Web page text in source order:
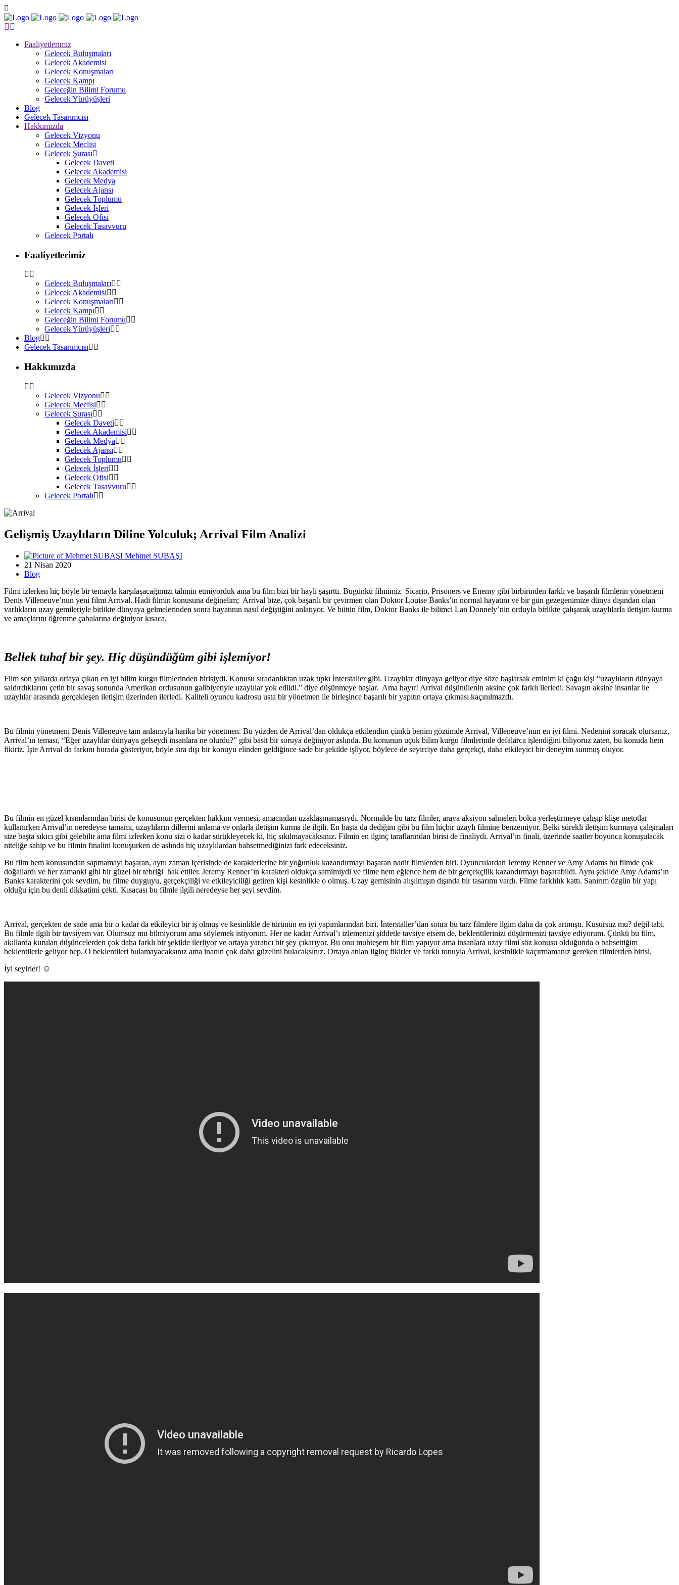
Faaliyetlerimiz
Gelecek Buluşmaları
Gelecek Akademisi
Gelecek Konuşmaları
Gelecek Kampı
Geleceğin Bilimi Forumu
Gelecek Yürüyüşleri
Blog
Gelecek Tasarımcısı
Hakkımızda
Gelecek Vizyonu
Gelecek Meclisi
Gelecek Şurası
Gelecek Daveti
Gelecek Akademisi
Gelecek Medya
Gelecek Ajansı
Gelecek Toplumu
Gelecek İşleri
Gelecek Ofisi
Gelecek Tasavvuru
Gelecek Portalı
Faaliyetlerimiz
Gelecek Buluşmaları
Gelecek Akademisi
Gelecek Konuşmaları
Gelecek Kampı
Geleceğin Bilimi Forumu
Gelecek Yürüyüşleri
Blog
Gelecek Tasarımcısı
Hakkımızda
Gelecek Vizyonu
Gelecek Meclisi
Gelecek Şurası
Gelecek Daveti
Gelecek Akademisi
Gelecek Medya
Gelecek Ajansı
Gelecek Toplumu
Gelecek İşleri
Gelecek Ofisi
Gelecek Tasavvuru
Gelecek Portalı
Gelişmiş Uzaylıların Diline Yolculuk; Arrival Film Analizi
Mehmet SUBAŞI
21 Nisan 2020
Blog
Filmi izlerken hiç böyle bir temayla karşılaşacağımızı tahmin etmiyorduk ama bu film bizi bir hayli şaşırttı. Bugünkü filmimiz Sicario, Prisoners ve Enemy gibi birbirinden farklı ve başarılı filmlerin yönetmeni
Denis Villeneuve’nun yeni filmi Arrival. Hadi filmin konusuna değinelim; Arrival bize, çok başarılı bir çevirmen olan Doktor Louise Banks’in normal hayatını ve bir gün gezegenimize dünya dışından olan
varlıkların uzay gemileriyle birlikte dünyaya gelmelerinden sonra hayatının nasıl değiştiğini anlatıyor. Ve bütün film, Doktor Banks ile bilimci Lan Donnely’nin orduyla birlikte çalışarak uzaylılarla iletişim kurma
ve amaçlarını öğrenme çabalarına değiniyor kısaca.
Bellek tuhaf bir şey. Hiç düşündüğüm gibi işlemiyor!
Film son yıllarda ortaya çıkan en iyi bilim kurgu filmlerinden birisiydi. Konusu sıradanlıktan uzak tıpkı İnterstaller gibi. Uzaylılar dünyaya geliyor diye söze başlarsak eminim ki çoğu kişi “uzaylıların dünyaya
saldırdıklarını çetin bir savaş sonunda Amerikan ordusunun galibiyetiyle uzaylılar yok edildi.” diye düşünmeye başlar. Ama hayır! Arrival düşünülenin aksine çok farklı ilerledi. Savaşın aksine insanlar ile
uzaylılar arasında gerçekleşen iletişim üzerinden ilerledi. Kaliteli oyuncu kadrosu usta bir yönetmen ile birleşince başarılı bir yapıtın ortaya çıkması kaçınılmazdı.
Bu filmin yönetmeni Denis Villeneuve tam anlamıyla harika bir yönetmen. Bu yüzden de Arrival’dan oldukça etkilendim çünkü benim gözümde Arrival, Villeneuve’nun en iyi filmi. Nedenini soracak olursanız,
Arrival’ın teması, “Eğer uzaylılar dünyaya gelseydi insanlara ne olurdu?” gibi basit bir soruya değiniyor aslında. Bu konunun uçuk bilim kurgu filmlerinde defalarca işlendiğini biliyoruz zaten, bu konuda hem
fikiriz. İşte Arrival da farkını burada gösteriyor, böyle sıra dışı bir konuyu elinden geldiğince sade bir şekilde işliyor, böylece de seyirciye daha gerçekçi, daha etkileyici bir deneyim sunmuş oluyor.
Bu filmin en güzel kısımlarından birisi de konusunun gerçekten hakkını vermesi, amacından uzaklaşmamasıydı. Normalde bu tarz filmler, araya aksiyon sahneleri bolca yerleştirmeye çalışıp klişe metotlar
kullanırken Arrival’ın neredeyse tamamı, uzaylıların dillerini anlama ve onlarla iletişim kurma ile ilgili. En başta da dediğim gibi bu film hiçbir uzaylı filmine benzemiyor. Belki sürekli iletişim kurmaya çalışmaları
size başta sıkıcı gibi gelebilir ama filmi izlerken konu sizi o kadar sürükleyecek ki, hiç sıkılmayacaksınız. Filmin en ilginç taraflarından birisi de finaliydi. Arrival’ın finali, üzerinde saatler boyunca konuşulacak
niteliğe sahip ve bu filmin finalini konuşurken de aslında hiç uzaylılardan bahsetmediğinizi fark edeceksiniz.
Bu film hem konusundan sapmamayı başaran, aynı zaman içerisinde de karakterlerine bir yoğunluk kazandırmayı başaran nadir filmlerden biri. Oyunculardan Jeremy Renner ve Amy Adams bu filmde çok
doğallardı ve her zamanki gibi bir güzel bir tebriği hak ettiler. Jeremy Renner’ın karakteri oldukça samimiydi ve filme hem eğlence hem de bir gerçekçilik kazandırmayı başarabildi. Aynı şekilde Amy Adams’ın
Banks karakterini çok sevdim, bu filme duyguyu, gerçekçiliği ve etkileyiciliği getiren kişi kesinlikle o olmuş. Uzay gemisinin alışılmışın dışında bir tasarımı vardı. Filme farklılık kattı. Sanırım özgün bir yapı
olduğu için bu denli dikkatimi çekti. Kısacası bu filmle ilgili neredeyse her şeyi sevdim.
Arrival, gerçekten de sade ama bir o kadar da etkileyici bir iş olmuş ve kesinlikle de türünün en iyi yapımlarından biri. İnterstaller’dan sonra bu tarz filmlere ilgim daha da çok artmıştı. Kusursuz mu? değil tabi.
Bu filmle ilgili bir tavsiyem var. Olumsuz mu bilmiyorum ama söylemek istiyorum. Her ne kadar Arrival’ı izlemenizi şiddetle tavsiye etsem de, beklentilerinizi düşürmenizi tavsiye ediyorum. Çünkü bu film,
akıllarda kurulan düşüncelerden çok daha farklı bir şekilde ilerliyor ve ortaya yaratıcı bir şey çıkarıyor. Bu onu muhteşem bir film yapıyor ama insanlara uzay filmi söz konusu olduğunda o bahsettiğim
beklentilerle geliyor hep. O beklentileri bulamayacaksınız ama inanın çok daha güzelini bulacaksınız. Ortaya atılan ilginç fikirler ve farklı tonuyla Arrival, kesinlikle kaçırmamanız gereken filmlerden birisi.
İyi seyirler! ☺